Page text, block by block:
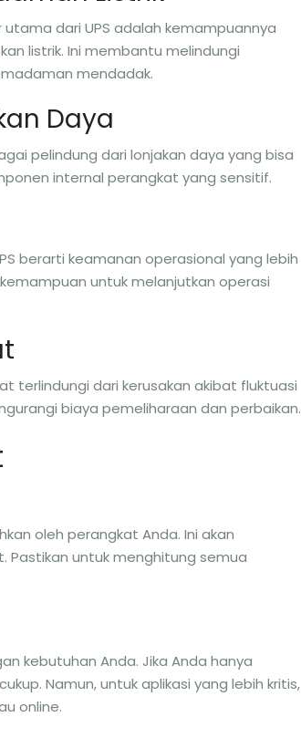
dari UPS adalah kemampuannya
listrik. Ini membantu melindungi
mendadak.
Daya
pelindung dari lonjakan daya yang bisa
internal perangkat yang sensitif.
berarti keamanan operasional yang lebih
untuk melanjutkan operasi
terlindungi dari kerusakan akibat fluktuasi
biaya pemeliharaan dan perbaikan.
oleh perangkat Anda. Ini akan
Pastikan untuk menghitung semua
kebutuhan Anda. Jika Anda hanya
Namun, untuk aplikasi yang lebih kritis,
online.